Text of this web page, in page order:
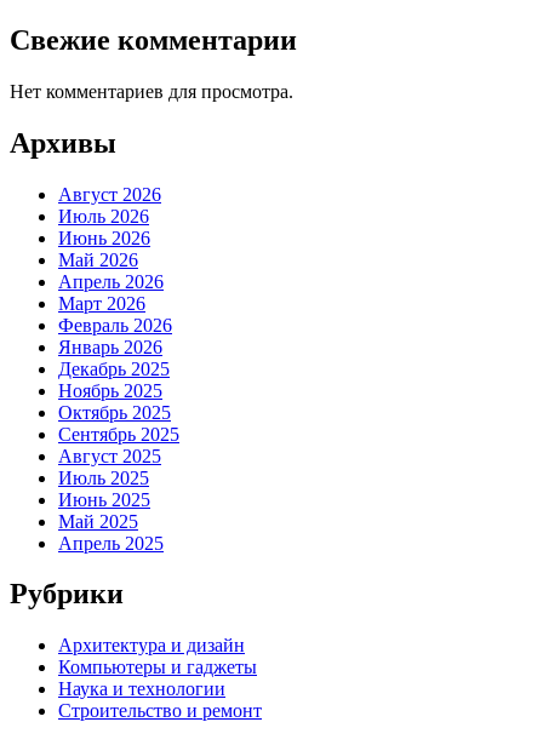
Свежие комментарии
Нет комментариев для просмотра.
Архивы
Август 2026
Июль 2026
Июнь 2026
Май 2026
Апрель 2026
Март 2026
Февраль 2026
Январь 2026
Декабрь 2025
Ноябрь 2025
Октябрь 2025
Сентябрь 2025
Август 2025
Июль 2025
Июнь 2025
Май 2025
Апрель 2025
Рубрики
Архитектура и дизайн
Компьютеры и гаджеты
Наука и технологии
Строительство и ремонт